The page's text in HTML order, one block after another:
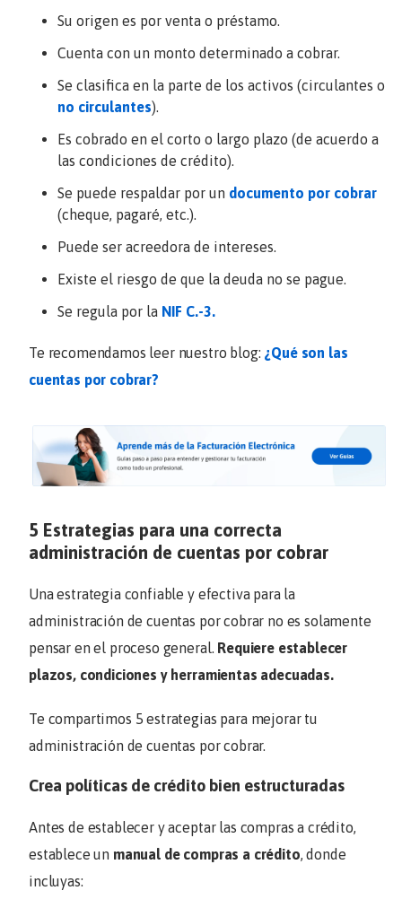
Su origen es por venta o préstamo.
Cuenta con un monto determinado a cobrar.
Se clasifica en la parte de los activos (circulantes o
no circulantes).
Es cobrado en el corto o largo plazo (de acuerdo a
las condiciones de crédito).
Se puede respaldar por un documento por cobrar
(cheque, pagaré, etc.).
Puede ser acreedora de intereses.
Existe el riesgo de que la deuda no se pague.
Se regula por la NIF C.-3.
Te recomendamos leer nuestro blog: ¿Qué son las
cuentas por cobrar?
5 Estrategias para una correcta
administración de cuentas por cobrar
Una estrategia confiable y efectiva para la
administración de cuentas por cobrar no es solamente
pensar en el proceso general. Requiere establecer
plazos, condiciones y herramientas adecuadas.
Te compartimos 5 estrategias para mejorar tu
administración de cuentas por cobrar.
Crea políticas de crédito bien estructuradas
Antes de establecer y aceptar las compras a crédito,
establece un manual de compras a crédito , donde
incluyas: